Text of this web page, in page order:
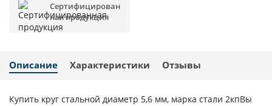
Сертифицирован
ная продукция
Описание Характеристики Отзывы
Купить круг стальной диаметр 5,6 мм, марка стали 2кпВы